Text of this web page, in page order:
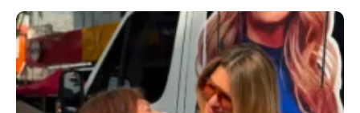
​Segurança Pública Lidera Queixas De
Moradores Do Rio Em Escuta Promovida Por
Antônia Fontenelle